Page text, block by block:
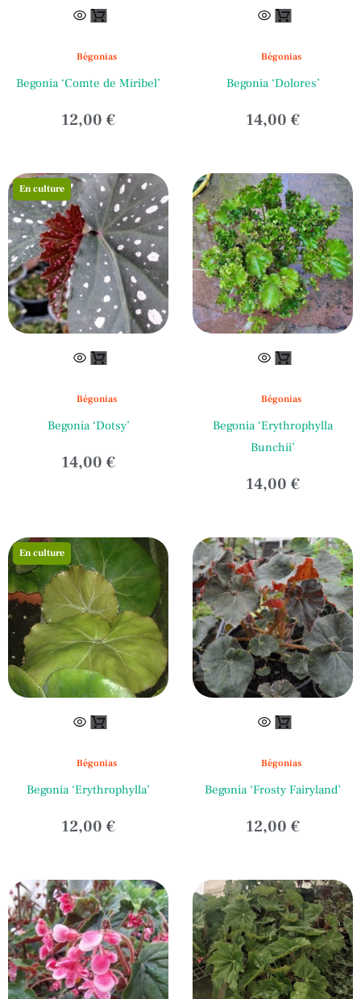
Bégonias
Begonia ‘Comte de Miribel’
12,00 €
Ce
produit
variations.
Les
être
choisies
sur
la
page
du
produit
Bégonias
Begonia ‘Dolores’
14,00 €
En culture
Bégonias
Begonia ‘Dotsy’
14,00 €
Bégonias
Begonia ‘Erythrophylla
Bunchii’
14,00 €
En culture
Bégonias
Begonia ‘Erythrophylla’
12,00 €
Bégonias
Begonia ‘Frosty Fairyland’
12,00 €